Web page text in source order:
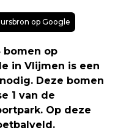
op Google
bomen op
in Vlijmen is een
Deze bomen
1 van de
Op deze